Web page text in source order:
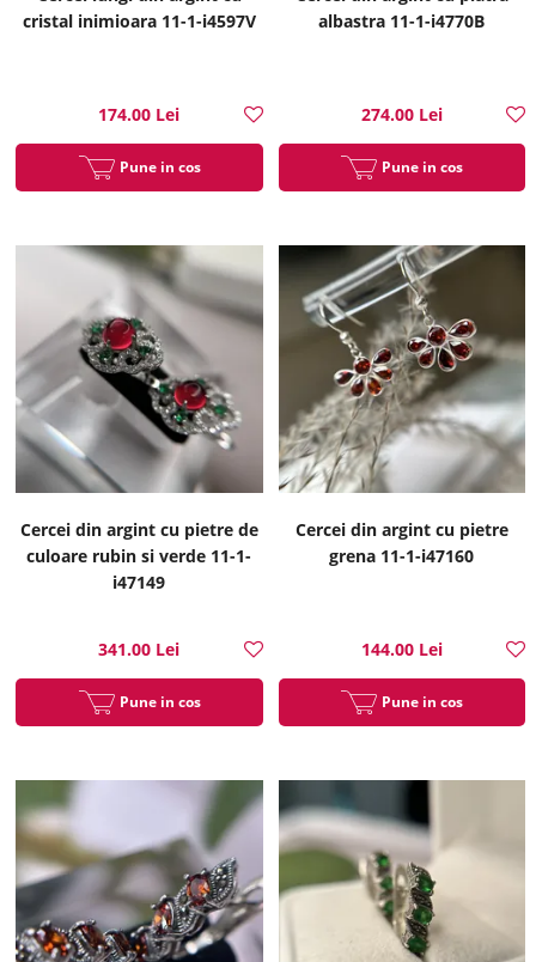
cristal inimioara 11-1-i4597V
174.00 Lei
Pune in cos
albastra 11-1-i4770B
274.00 Lei
Pune in cos
Cercei din argint cu pietre de
culoare rubin si verde 11-1-
i47149
341.00 Lei
Pune in cos
Cercei din argint cu pietre
grena 11-1-i47160
144.00 Lei
Pune in cos